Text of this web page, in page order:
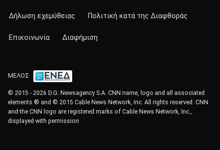
Δήλωση εχεμύθειας Πολιτική κατά της Διαφθοράς
Επικοινωνία Διαφήμιση
ΜΕΛΟΣ
© 2015 - 2026 D.G. Newsagency S.A. CNN name, logo and all associated
elements ® and © 2015 Cable News Network, Inc. All rights reserved. CNN
and the CNN logo are registered marks of Cable News Network, Inc.,
displayed with permission